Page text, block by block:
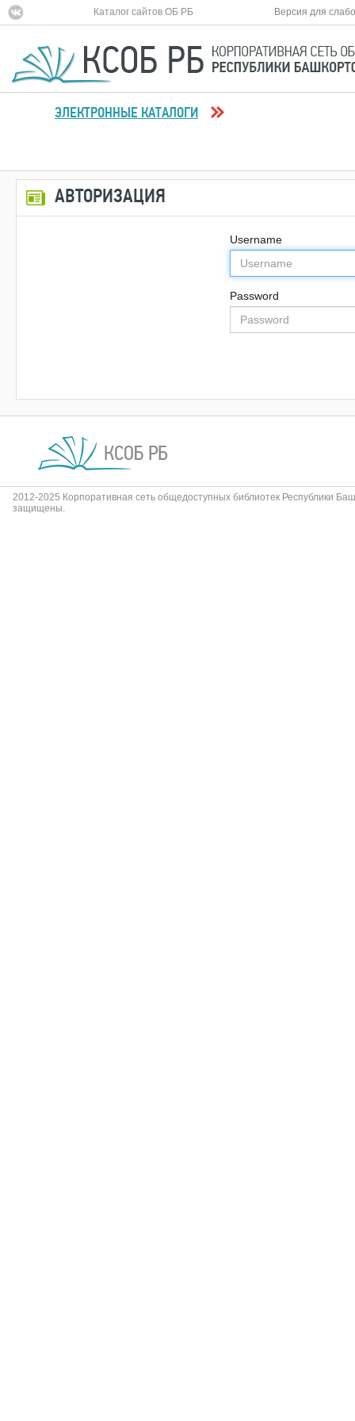
Каталог сайтов ОБ РБ Версия для
ЭЛЕКТРОННЫЕ КАТАЛОГИ
АВТОРИЗАЦИЯ
Username
Password
2012-2025 Корпоративная сеть общедоступных библиотек Республики
защищены.